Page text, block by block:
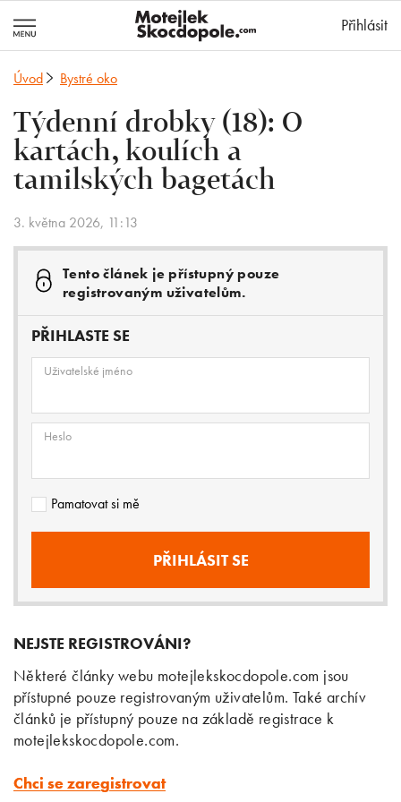
Přihlásit
Úvod Bystré oko
Týdenní drobky (18): O
kartách, koulích a
tamilských bagetách
3. května 2026, 11:13
Tento článek je přístupný pouze
registrovaným uživatelům.
PŘIHLASTE SE
Uživatelské jméno
Heslo
Pamatovat si mě
NEJSTE REGISTROVÁNI?
Některé články webu motejlekskocdopole.com jsou
přístupné pouze registrovaným uživatelům. Také archív
článků je přístupný pouze na základě registrace k
motejlekskocdopole.com.
Chci se zaregistrovat